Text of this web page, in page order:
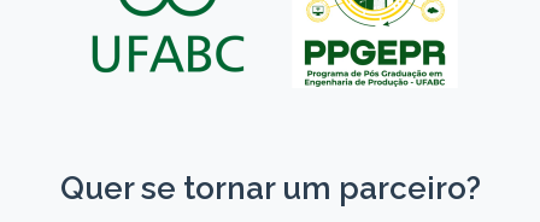
Quer se tornar um parceiro?